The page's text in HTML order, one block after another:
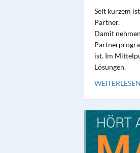
Seit kurzem
Partner.
Damit
ist. Im
Lösungen.